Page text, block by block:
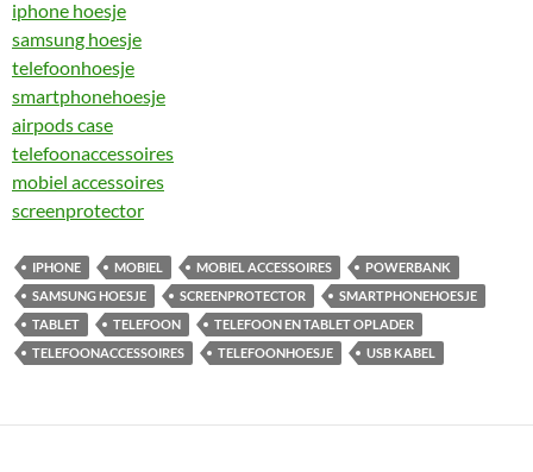
iphone hoesje
samsung hoesje
telefoonhoesje
smartphonehoesje
airpods case
telefoonaccessoires
mobiel accessoires
screenprotector
IPHONE MOBIEL MOBIEL ACCESSOIRES
POWERBANK
SAMSUNG HOESJE
SCREENPROTECTOR
SMARTPHONEHOESJE
TABLET
TELEFOON
TELEFOON EN TABLET OPLADER
TELEFOONACCESSOIRES
TELEFOONHOESJE USB KABEL